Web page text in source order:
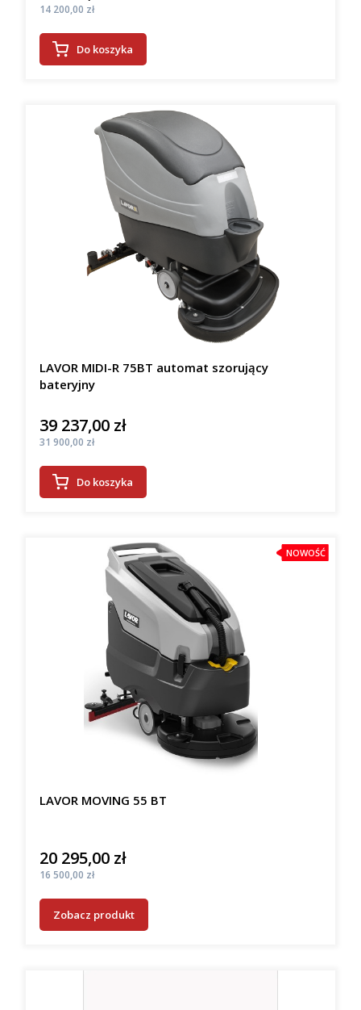
Cena
14 200,00 zł
Do koszyka
LAVOR MIDI-R 75BT automat szorujący
bateryjny
Cena
39 237,00 zł
Cena
31 900,00 zł
Do koszyka
NOWOŚĆ
LAVOR MOVING 55 BT
Cena
20 295,00 zł
Cena
16 500,00 zł
Zobacz produkt